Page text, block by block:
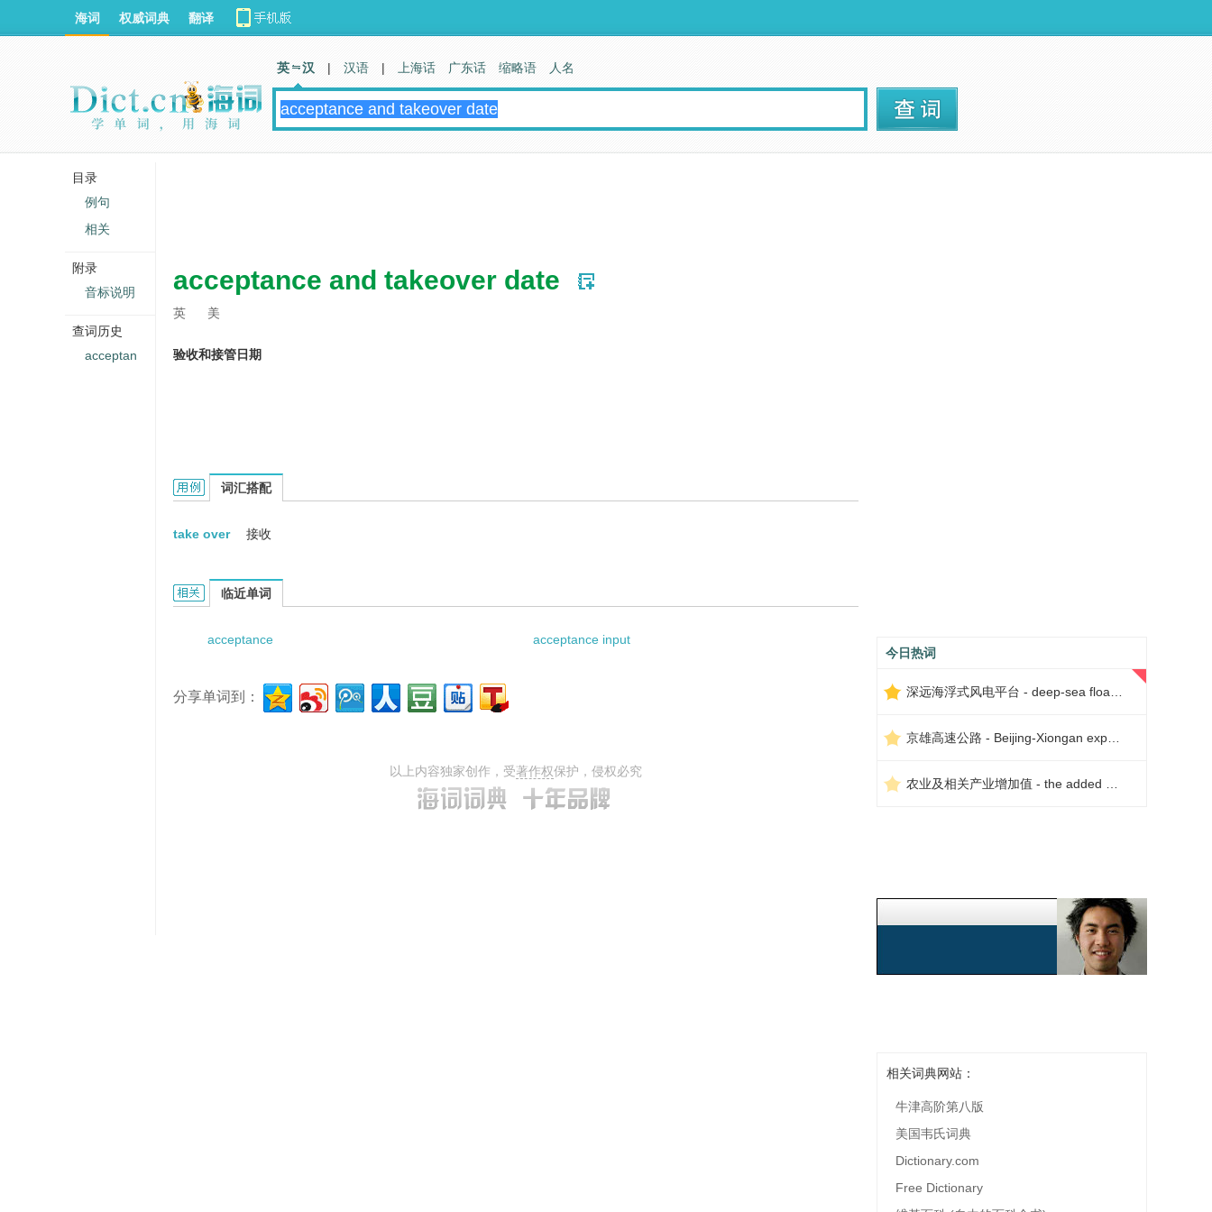
acceptance and takeover date
英 美
验收和接管日期
Acceptance and Takeover Date的用法和样例：
词汇搭配
take over 接收
Acceptance and Takeover Date的相关资料：
临近单词
acceptance acceptance input
分享单词到：
以上内容独家创作，受著作权保护，侵权必究
今日热词
相关词典网站：
牛津高阶第八版
美国韦氏词典
Dictionary.com
Free Dictionary
海词 权威词典 翻译
英 汉 | 汉语 | 上海话 广东话 缩略语 人名
目录
例句
相关
附录
音标说明
查词历史
acceptan